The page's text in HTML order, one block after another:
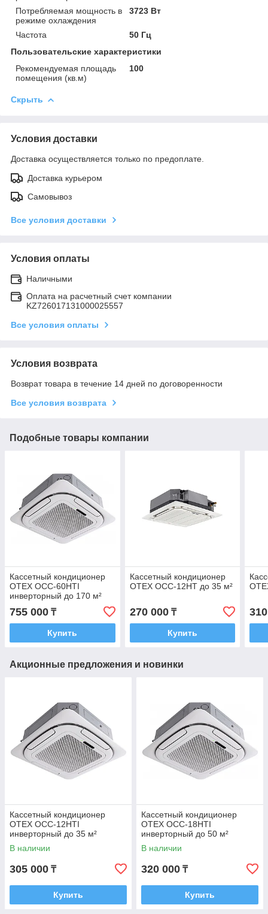
Потребляемая мощность в
режиме охлаждения
3723 Вт
Частота
50 Гц
Пользовательские характеристики
Рекомендуемая площадь
помещения (кв.м)
100
Скрыть
Условия доставки
Доставка осуществляется только по предоплате.
Доставка курьером
Самовывоз
Все условия доставки
Условия оплаты
Наличными
Оплата на расчетный счет компании
KZ726017131000025557
Все условия оплаты
Условия возврата
Возврат товара в течение 14 дней по договоренности
Все условия возврата
Подобные товары компании
Кассетный кондиционер
OTEX OCC-60HTI
инверторный до 170 м²
755 000 ₸
Купить
Кассетный кондиционер
OTEX OCC-12HT до 35 м²
270 000₸
Купить
Акционные предложения и новинки
Кассетный кондиционер
OTEX OCC-12HTI
инверторный до 35 м²
В наличии
305 000 ₸
Купить
Кассетный кондиционер
OTEX OCC-18HTI
инверторный до 50 м²
В наличии
320 000 ₸
Купить